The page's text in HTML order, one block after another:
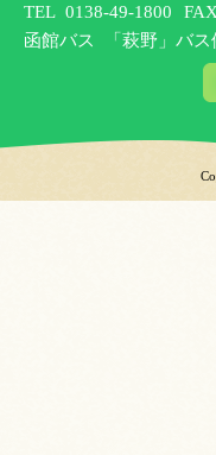
TEL 0138-49-1800
函館バス 「萩野」バス